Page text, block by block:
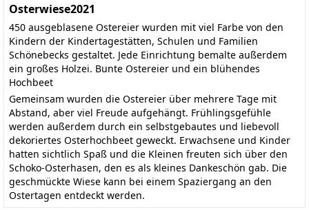
Osterwiese2021
450 ausgeblasene Ostereier wurden mit viel Farbe von den
Kindern der Kindertagestätten, Schulen und Familien
Schönebecks gestaltet. Jede Einrichtung bemalte außerdem
ein großes Holzei. Bunte Ostereier und ein blühendes
Hochbeet
Gemeinsam wurden die Ostereier über mehrere Tage mit
Abstand, aber viel Freude aufgehängt. Frühlingsgefühle
werden außerdem durch ein selbstgebautes und liebevoll
dekoriertes Osterhochbeet geweckt. Erwachsene und Kinder
hatten sichtlich Spaß und die Kleinen freuten sich über den
Schoko-Osterhasen, den es als kleines Dankeschön gab. Die
geschmückte Wiese kann bei einem Spaziergang an den
Ostertagen entdeckt werden.